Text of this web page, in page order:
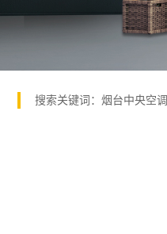
搜索关键词： 烟台中央空调